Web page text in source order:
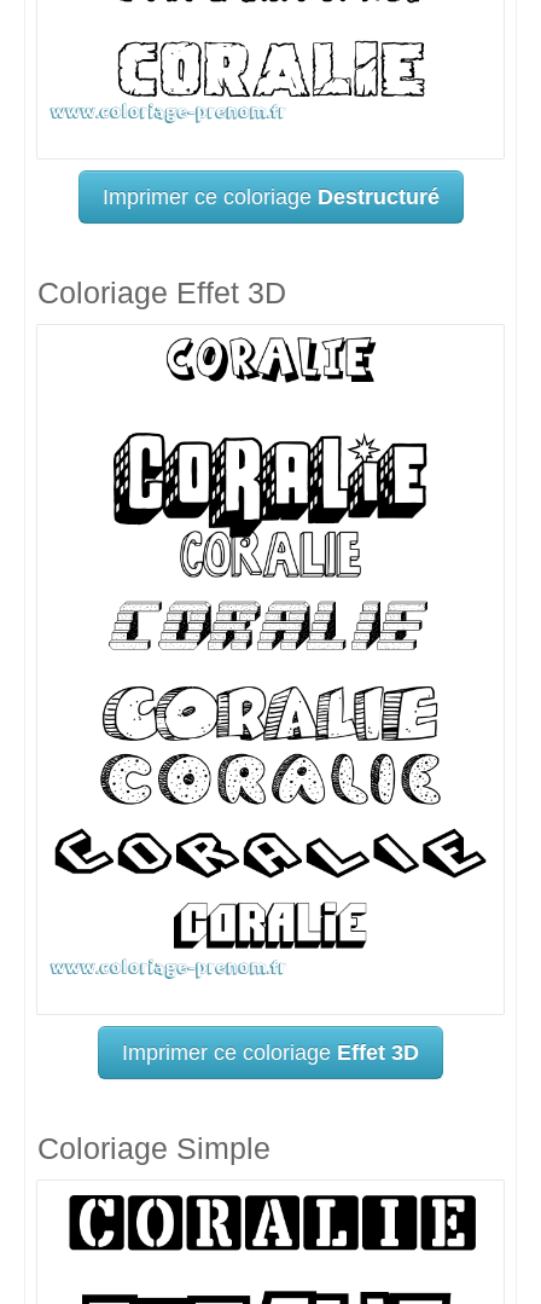
Imprimer ce coloriage Destructuré
Coloriage Effet 3D
Imprimer ce coloriage Effet 3D
Coloriage Simple